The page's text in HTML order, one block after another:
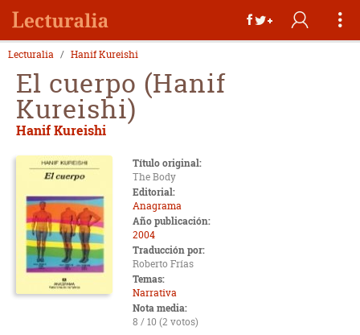
Lecturalia Hanif Kureishi
El cuerpo (Hanif
Kureishi)
Hanif Kureishi
Título original:
The Body
Editorial:
Anagrama
Año publicación:
2004
Traducción por:
Roberto Frías
Temas:
Narrativa
Nota media:
8 / 10 (2 votos)